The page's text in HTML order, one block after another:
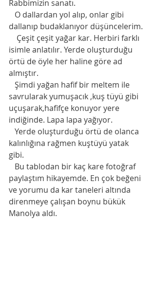
Rabbimizin sanatı.
dallanıp budaklanıyor düşüncelerim.
isimle anlatılır. Yerde oluşturduğu
örtü de öyle her haline göre ad
almıştır.
savrularak yumuşacık ,kuş tüyü gibi
uçuşarak,hafifçe konuyor yere
indiğinde. Lapa lapa yağıyor.
kalınlığına rağmen kuştüyü yatak
gibi.
paylaştım hikayemde. En çok beğeni
ve yorumu da kar taneleri altında
direnmeye çalışan boynu bükük
Manolya aldı.